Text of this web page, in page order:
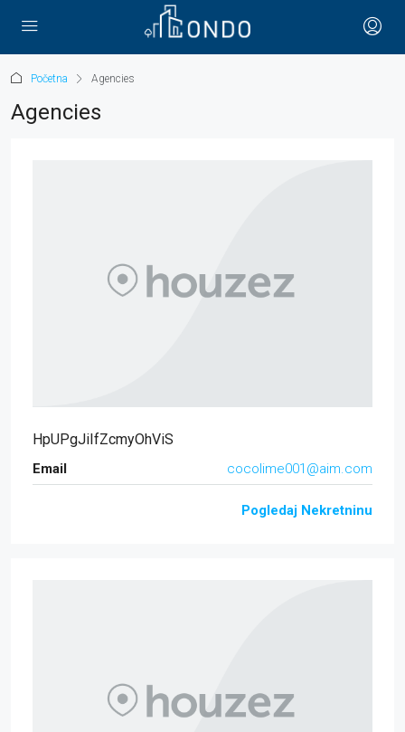
Početna Agencies
Agencies
HpUPgJiIfZcmyOhViS
Email cocolime001@aim.com
Pogledaj Nekretninu